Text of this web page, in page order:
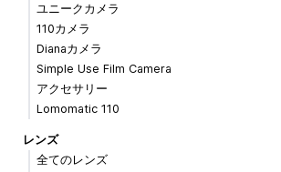
ユニークカメラ
110カメラ
Dianaカメラ
Simple Use Film Camera
アクセサリー
Lomomatic 110
レンズ
全てのレンズ